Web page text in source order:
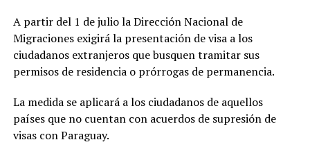
A partir del 1 de julio la Dirección Nacional de
Migraciones exigirá la presentación de visa a los
ciudadanos extranjeros que busquen tramitar sus
permisos de residencia o prórrogas de permanencia.
La medida se aplicará a los ciudadanos de aquellos
países que no cuentan con acuerdos de supresión de
visas con Paraguay.